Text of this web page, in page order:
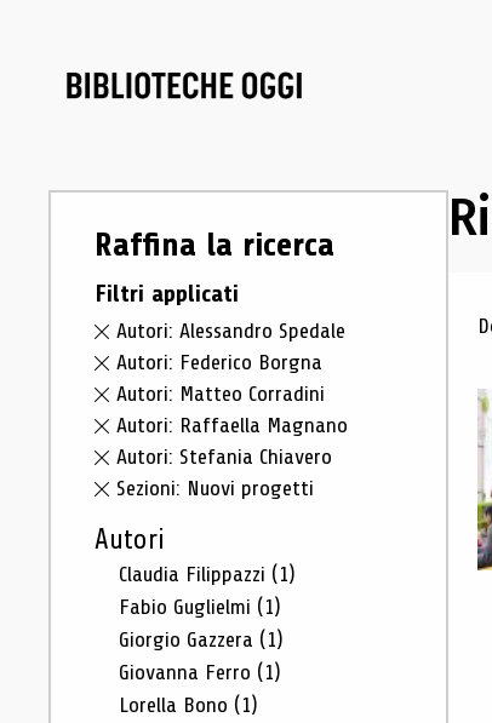
Raffina la ricerca
Filtri applicati
Autori: Alessandro Spedale
Autori: Federico Borgna
Autori: Matteo Corradini
Autori: Raffaella Magnano
Autori: Stefania Chiavero
Sezioni: Nuovi progetti
Autori
Claudia Filippazzi (1)
Fabio Guglielmi (1)
Giorgio Gazzera (1)
Giovanna Ferro (1)
Lorella Bono (1)